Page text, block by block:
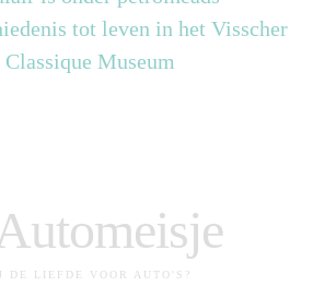
tot leven in het Visscher
Classique Museum
DE LIEFDE VOOR AUTO'S?